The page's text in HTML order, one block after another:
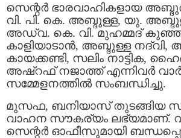
സെന്റർ ഭാരവാഹികളായ
വി. പി. കെ. അബ്ദുള്ള, യു.
അഡ്വ. കെ. വി. മുഹമ്മദ്
കാളിയാടാൻ, അബ്ദുള്ള
കായക്കണ്ടി, സലിം നാട്ടിക,
അഷ്‌റഫ് നജാത്ത് എന്നിവർ
സമ്മേളനത്തിൽ സംബന്ധിച്ചു.
മുസഫ, ബനിയാസ് തുടങ്ങിയ
വാഹന സൗകര്യം ലഭ്യമാണ്.
സെന്റർ ഓഫീസുമായി